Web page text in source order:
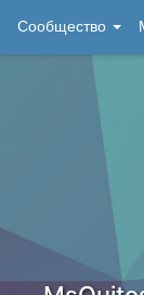
Сообщество